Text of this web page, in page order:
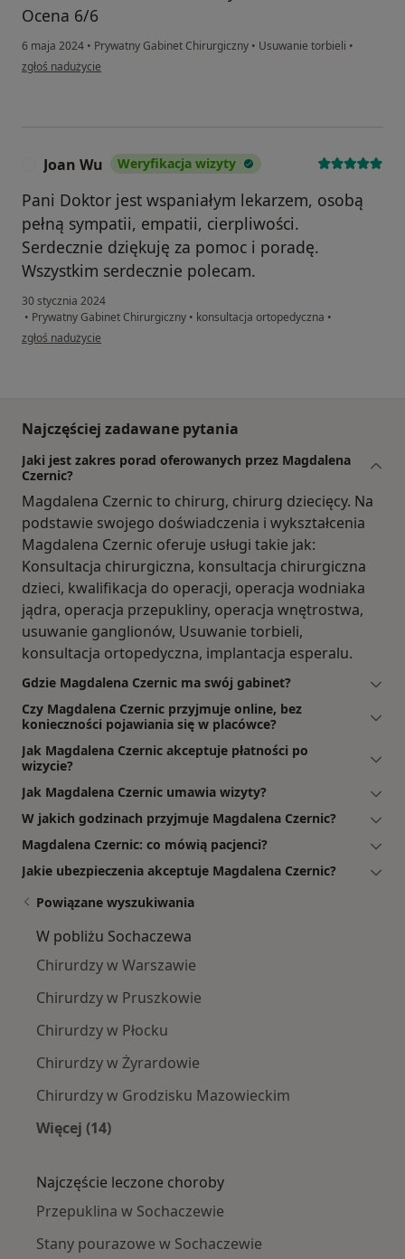
Ocena 6/6
6 maja 2024 • Prywatny Gabinet Chirurgiczny • Usuwanie torbieli •
w opinii użytkownika L.B.
zgłoś nadużycie
Joan Wu Weryfikacja wizyty
Pani Doktor jest wspaniałym lekarzem, osobą
pełną sympatii, empatii, cierpliwości.
Serdecznie dziękuję za pomoc i poradę.
Wszystkim serdecznie polecam.
30 stycznia 2024
• Prywatny Gabinet Chirurgiczny • konsultacja ortopedyczna •
w opinii użytkownika Joan Wu
zgłoś nadużycie
Najczęściej zadawane pytania
Jaki jest zakres porad oferowanych przez Magdalena
Czernic?
Magdalena Czernic to chirurg, chirurg dziecięcy. Na
podstawie swojego doświadczenia i wykształcenia
Magdalena Czernic oferuje usługi takie jak:
Konsultacja chirurgiczna, konsultacja chirurgiczna
dzieci, kwalifikacja do operacji, operacja wodniaka
jądra, operacja przepukliny, operacja wnętrostwa,
usuwanie ganglionów, Usuwanie torbieli,
konsultacja ortopedyczna, implantacja esperalu.
Gdzie Magdalena Czernic ma swój gabinet?
Czy Magdalena Czernic przyjmuje online, bez
konieczności pojawiania się w placówce?
Jak Magdalena Czernic akceptuje płatności po
wizycie?
Jak Magdalena Czernic umawia wizyty?
W jakich godzinach przyjmuje Magdalena Czernic?
Magdalena Czernic: co mówią pacjenci?
Jakie ubezpieczenia akceptuje Magdalena Czernic?
Powiązane wyszukiwania
W pobliżu Sochaczewa
Chirurdzy w Warszawie
Chirurdzy w Pruszkowie
Chirurdzy w Płocku
Chirurdzy w Żyrardowie
Chirurdzy w Grodzisku Mazowieckim
Więcej (14)
Najczęście leczone choroby
Przepuklina w Sochaczewie
Stany pourazowe w Sochaczewie